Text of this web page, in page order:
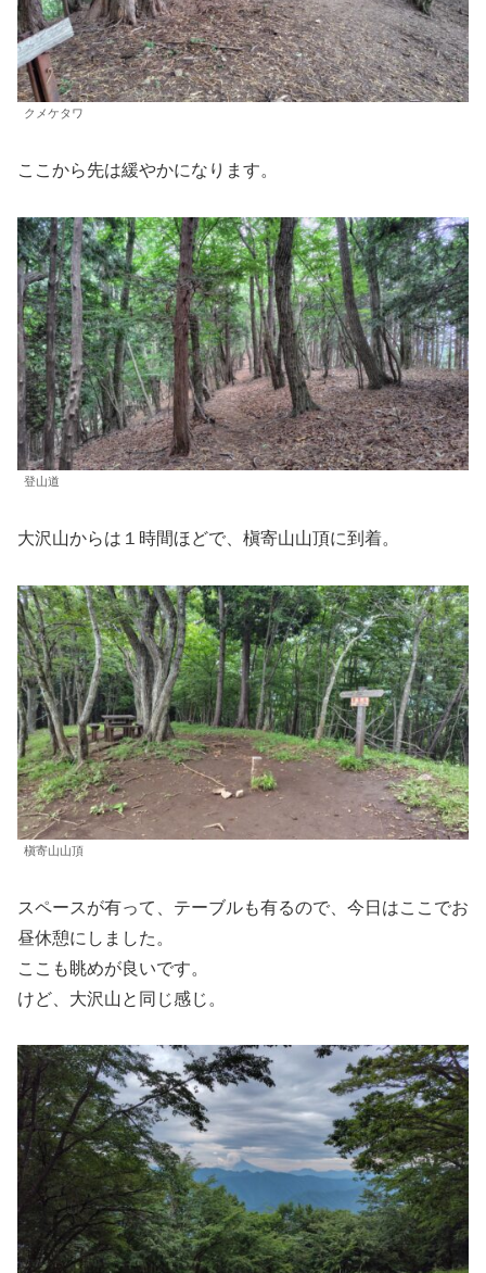
クメケタワ
ここから先は緩やかになります。
登山道
大沢山からは１時間ほどで、槇寄山山頂に到着。
槇寄山山頂
スペースが有って、テーブルも有るので、今日はここでお
昼休憩にしました。
ここも眺めが良いです。
けど、大沢山と同じ感じ。